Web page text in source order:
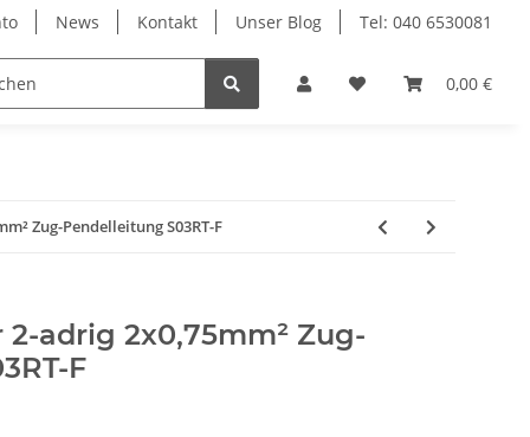
News Kontakt Unser Blog Tel: 040 6530081
0,00 €
Zug-Pendelleitung S03RT-F
adrig 2x0,75mm² Zug-
F